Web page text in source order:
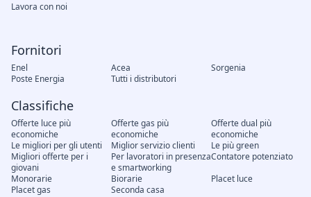
Fornitori
Enel Acea
Sorgenia
Poste Energia
Tutti i distributori
Classifiche
Offerte luce più
economiche
Offerte gas più
economiche
Offerte dual più
economiche
Le migliori per gli utenti
Miglior servizio clienti
Le più green
Migliori offerte per i
giovani
Per lavoratori in presenza
e smartworking
Contatore potenziato
Monorarie
Biorarie
Placet luce
Placet gas
Seconda casa
Lavora con noi